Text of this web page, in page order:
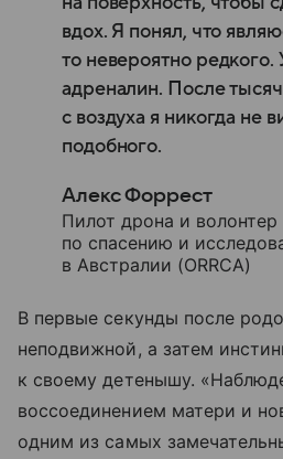
вдох. Я понял, что
то невероятно
адреналин. После
с воздуха я никогда не
подобного.
Алекс Форрест
Пилот дрона и волонтер
по спасению и
в Австралии (ORRCA)
В первые секунды после
неподвижной, а затем
к своему детенышу.
воссоединением матери и
одним из самых